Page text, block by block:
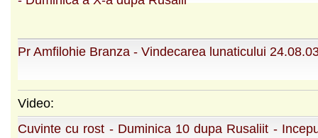
Pr Amfilohie Branza - Vindecarea lunaticului
Video:
Cuvinte cu rost - Duminica 10 dupa Rusaliit -